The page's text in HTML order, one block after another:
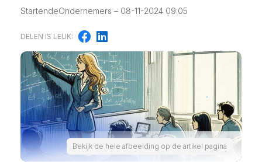
StartendeOndernemers – 08-11-2024 09:05
DELEN IS LEUK:
Bekijk de hele afbeelding op de artikel pagina